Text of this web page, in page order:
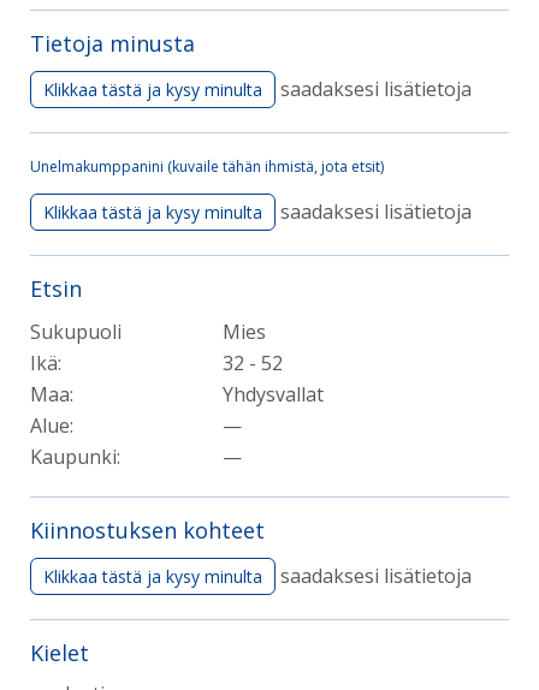
Tietoja minusta
Klikkaa tästä ja kysy minulta saadaksesi lisätietoja
Unelmakumppanini (kuvaile tähän ihmistä, jota etsit)
Klikkaa tästä ja kysy minulta saadaksesi lisätietoja
Etsin
Sukupuoli
Mies
Ikä:
32 - 52
Maa:
Yhdysvallat
Alue:
—
Kaupunki:
—
Kiinnostuksen kohteet
Klikkaa tästä ja kysy minulta saadaksesi lisätietoja
Kielet